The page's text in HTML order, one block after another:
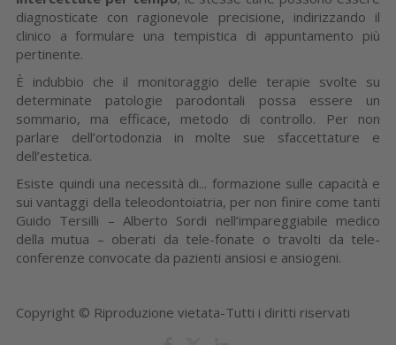
diagnosticate con ragionevole precisione, indirizzando il
clinico a formulare una tempistica di appuntamento più
pertinente.
È indubbio che il monitoraggio delle terapie svolte su
determinate patologie parodontali possa essere un
sommario, ma efficace, metodo di controllo. Per non
parlare dell’ortodonzia in molte sue sfaccettature e
dell’estetica.
Esiste quindi una necessità di... formazione sulle capacità e
sui vantaggi della teleodontoiatria, per non finire come tanti
Guido Tersilli – Alberto Sordi nell’impareggiabile medico
della mutua – oberati da tele-fonate o travolti da tele-
conferenze convocate da pazienti ansiosi e ansiogeni.
Copyright © Riproduzione vietata-Tutti i diritti riservati